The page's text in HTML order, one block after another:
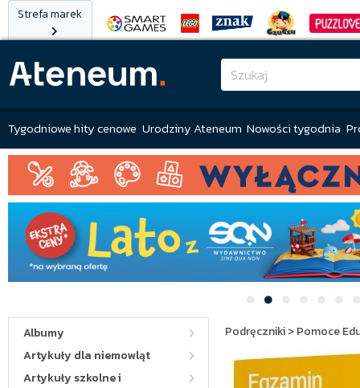
Strefa marek
Tygodniowe hity cenowe Urodziny Ateneum Nowości tygodnia
Albumy
Artykuły dla niemowląt
Artykuły szkolne i
Podręczniki>Pomoce